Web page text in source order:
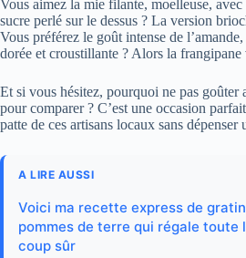
Vous aimez la mie filante, moelleuse, avec
sucre perlé sur le dessus ? La version
Vous préférez le goût intense de
dorée et croustillante ? Alors la
Et si vous hésitez, pourquoi ne pas goûter
pour comparer ? C’est une occasion
patte de ces artisans locaux sans dépenser
A LIRE AUSSI
Voici ma recette express de
pommes de terre qui régale toute
coup sûr